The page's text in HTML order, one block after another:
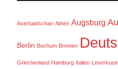
Aserbaidschan Athen Augsburg
Berlin Bochum Bremen
Griechenland Hamburg Italien